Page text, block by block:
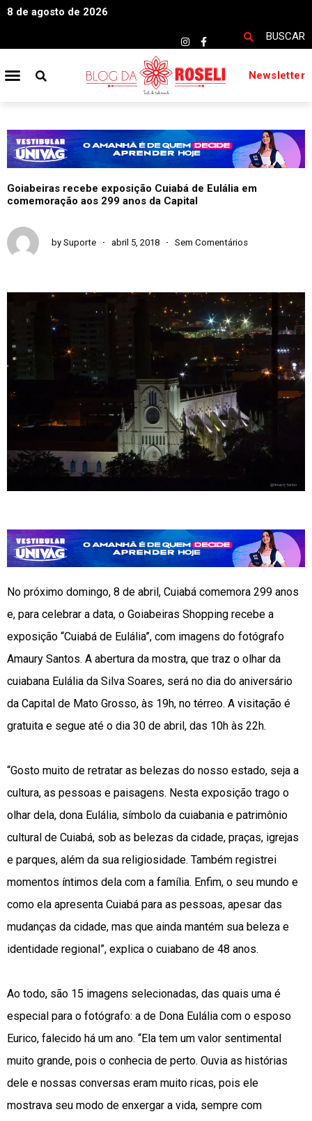
8 de agosto de 2026
BUSCAR
Newsletter
Goiabeiras recebe exposição Cuiabá de Eulália em
comemoração aos 299 anos da Capital
by Suporte abril 5, 2018 Sem Comentários
No próximo domingo, 8 de abril, Cuiabá comemora 299 anos
e, para celebrar a data, o Goiabeiras Shopping recebe a
exposição “Cuiabá de Eulália”, com imagens do fotógrafo
Amaury Santos. A abertura da mostra, que traz o olhar da
cuiabana Eulália da Silva Soares, será no dia do aniversário
da Capital de Mato Grosso, às 19h, no térreo. A visitação é
gratuita e segue até o dia 30 de abril, das 10h às 22h.
“Gosto muito de retratar as belezas do nosso estado, seja a
cultura, as pessoas e paisagens. Nesta exposição trago o
olhar dela, dona Eulália, símbolo da cuiabania e patrimônio
cultural de Cuiabá, sob as belezas da cidade, praças, igrejas
e parques, além da sua religiosidade. Também registrei
momentos íntimos dela com a família. Enfim, o seu mundo e
como ela apresenta Cuiabá para as pessoas, apesar das
mudanças da cidade, mas que ainda mantém sua beleza e
identidade regional”, explica o cuiabano de 48 anos.
Ao todo, são 15 imagens selecionadas, das quais uma é
especial para o fotógrafo: a de Dona Eulália com o esposo
Eurico, falecido há um ano. “Ela tem um valor sentimental
muito grande, pois o conhecia de perto. Ouvia as histórias
dele e nossas conversas eram muito ricas, pois ele
mostrava seu modo de enxergar a vida, sempre com